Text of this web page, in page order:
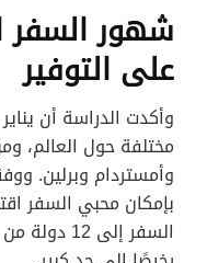
شهور السفر
على التوفير
مختلفة حول العالم،
بإمكان محبي السفر
السفر إلى